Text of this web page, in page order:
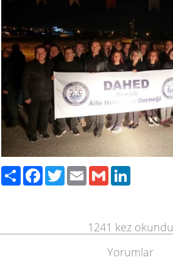
PaylaşFacebook
TwitterEmailGmail
1241 kez okundu
Yorumlar